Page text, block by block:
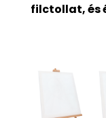
filctollat, és